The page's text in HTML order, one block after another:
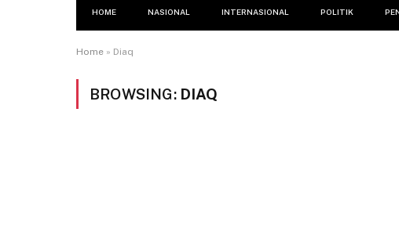
HOME NASIONAL INTERNASIONAL POLITIK
Home » Diaq
BROWSING: DIAQ